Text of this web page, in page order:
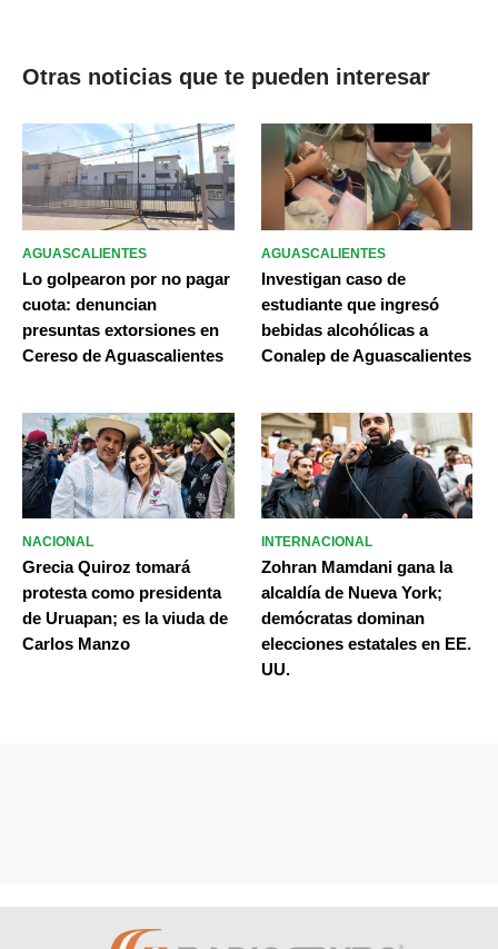
Otras noticias que te pueden interesar
AGUASCALIENTES
Lo golpearon por no pagar
cuota: denuncian
presuntas extorsiones en
Cereso de Aguascalientes
AGUASCALIENTES
Investigan caso de
estudiante que ingresó
bebidas alcohólicas a
Conalep de Aguascalientes
NACIONAL
Grecia Quiroz tomará
protesta como presidenta
de Uruapan; es la viuda de
Carlos Manzo
INTERNACIONAL
Zohran Mamdani gana la
alcaldía de Nueva York;
demócratas dominan
elecciones estatales en EE.
UU.